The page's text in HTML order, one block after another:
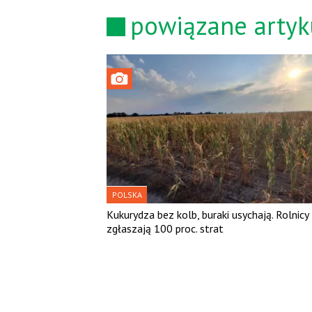
powiązane
POLSKA
Kukurydza bez kolb, buraki usychają. Rolnicy
zgłaszają 100 proc. strat